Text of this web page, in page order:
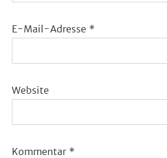
E-Mail-Adresse *
Website
Kommentar *